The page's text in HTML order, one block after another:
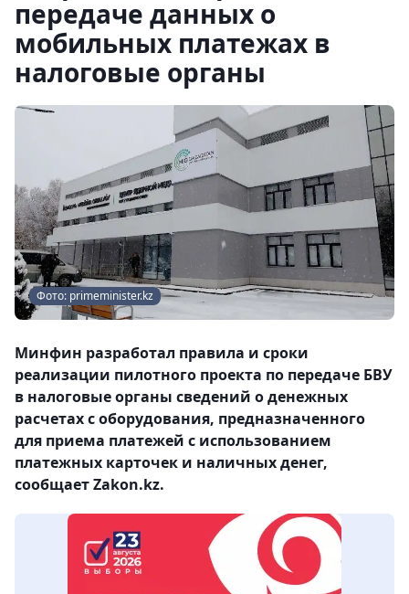
передаче данных о
мобильных платежах в
налоговые органы
Фото: primeminister.kz
Минфин разработал правила и сроки
реализации пилотного проекта по передаче БВУ
в налоговые органы сведений о денежных
расчетах с оборудования, предназначенного
для приема платежей с использованием
платежных карточек и наличных денег,
сообщает Zakon.kz.